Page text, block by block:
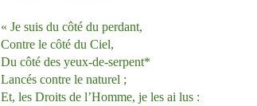
« Je suis du côté du perdant,
Contre le côté du Ciel,
Du côté des yeux-de-serpent*
Lancés contre le naturel ;
Et, les Droits de l’Homme, je les ai lus :